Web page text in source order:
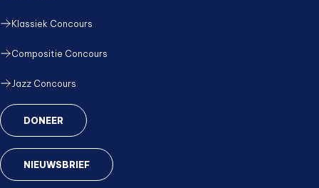
Klassiek Concours
Compositie Concours
Jazz Concours
DONEER
NIEUWSBRIEF